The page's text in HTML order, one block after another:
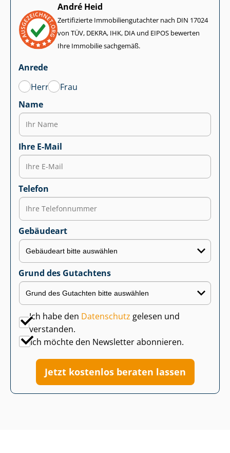
André Heid
Zertifizierte Im­mo­bi­li­en­gut­ach­ter nach DIN 17024
von TÜV, DEKRA, IHK, DIA und EIPOS bewerten
Ihre Immobilie sachgemäß.
Anrede
Herr
Frau
Name
Ihre E-Mail
Telefon
Gebäudeart
Grund des Gutachtens
Ich habe den Datenschutz gelesen und
verstanden.
Ich möchte den Newsletter abonnieren.
Jetzt kostenlos beraten lassen